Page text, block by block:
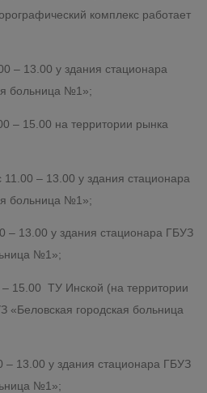
комплекс работает
– 13.00 у здания стационара
больница №1»;
– 15.00 на территории рынка
– 13.00 у здания стационара
больница №1»;
– 13.00 у здания стационара ГБУЗ
№1»;
15.00 ТУ Инской (на территории
«Беловская городская больница
– 13.00 у здания стационара ГБУЗ
№1»;